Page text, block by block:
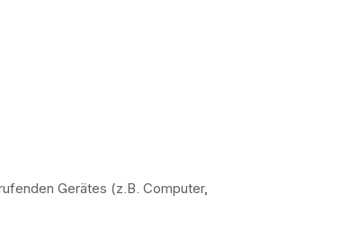
Gerätes (z.B. Computer,